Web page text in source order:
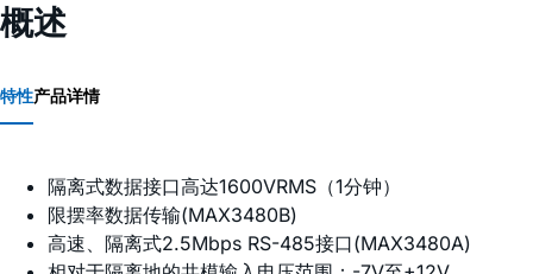
概述
特性产品详情
隔离式数据接口高达1600VRMS（1分钟）
限摆率数据传输(MAX3480B)
高速、隔离式2.5Mbps RS-485接口(MAX3480A)